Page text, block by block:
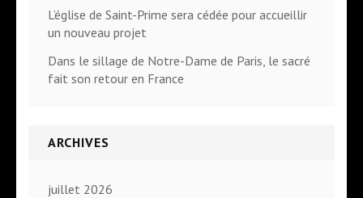
L’église de Saint-Prime sera cédée pour accueillir
un nouveau projet
Dans le sillage de Notre-Dame de Paris, le sacré
fait son retour en France
ARCHIVES
juillet 2026